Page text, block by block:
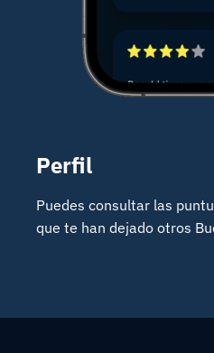
Perfil
Puedes consultar las
que te han dejado otros